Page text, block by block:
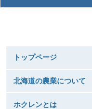
トップページ
北海道の農業について
ホクレンとは